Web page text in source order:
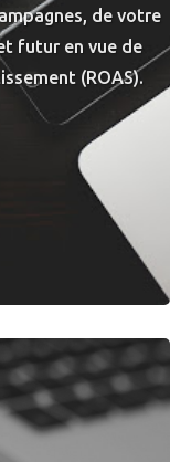
de votre
futur en vue de
(ROAS).